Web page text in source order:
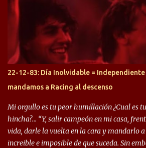
préstamo allí durante el último mercado
gran manera, convirtiendo goles
copa sudamericana. Pero no sucedió lo
rendimiento que ha producido en el Rojo.
jugaron en Defensa y ahora están en el
Gastón Togni y Domingo Blanco, donde
futbolísticamente hablando en el equipo de
ejemplo, el caso de Mingo llego a ser tenido
Seleccionado Argentino, rendimiento que
mostrar en Independiente. En e...
22-12-83: Día Inolvidable = Independiente
mandamos a Racing al descenso
Mi orgullo es tu peor humillación ¿Cual es
hincha?… “Y, salir campeón en mi casa,
vida, darle la vuelta en la cara y mandarlo a
increible e imposible de que suceda. Sin